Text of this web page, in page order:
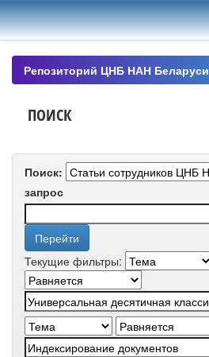
Skip
navigation
Репозиторий ЦНБ НАН Беларуси
ПОИСК
Поиск:
запрос
Текущие фильтры: